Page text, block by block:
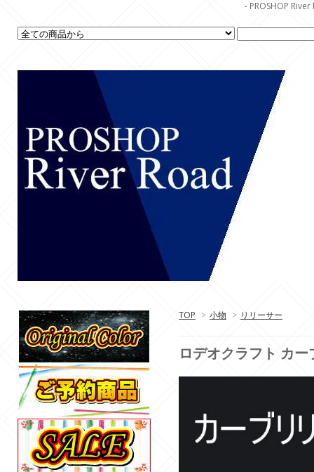
- PROSHOP
TOP > 小物 > リリーサー
ロデオクラフト カ